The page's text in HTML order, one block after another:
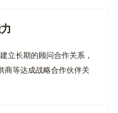
立长期的顾问合作关系，
商等达成战略合作伙伴关